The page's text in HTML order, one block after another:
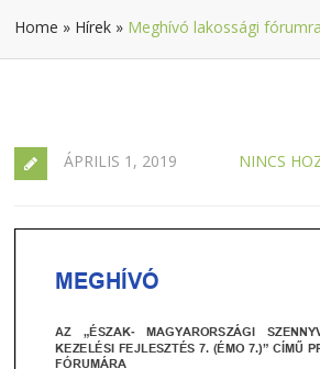
Home » Hírek » Meghívó lakossági
ÁPRILIS 1, 2019 NINCS